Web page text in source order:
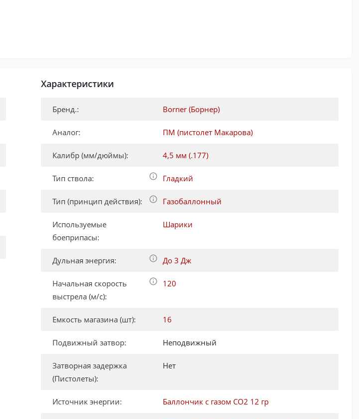
Характеристики
Бренд.: Borner (Борнер)
Аналог: ПМ (пистолет Макарова)
Калибр (мм/дюймы): 4,5 мм (.177)
Тип ствола: Гладкий
Тип (принцип действия): Газобаллонный
Используемые
боеприпасы:
Шарики
Дульная энергия: До 3 Дж
Начальная скорость
выстрела (м/с):
120
Емкость магазина (шт): 16
Подвижный затвор: Неподвижный
Затворная задержка
(Пистолеты):
Нет
Источник энергии: Баллончик с газом CO2 12 гр